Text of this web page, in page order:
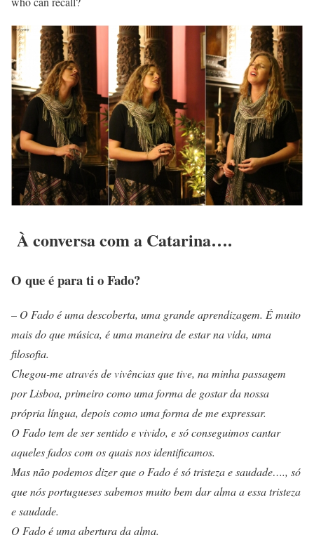
À conversa com a Catarina….
O que é para ti o Fado?
– O Fado é uma descoberta, uma grande aprendizagem. É muito
mais do que música, é uma maneira de estar na vida, uma
filosofia.
Chegou-me através de vivências que tive, na minha passagem
por Lisboa, primeiro como uma forma de gostar da nossa
própria língua, depois como uma forma de me expressar.
O Fado tem de ser sentido e vivido, e só conseguimos cantar
aqueles fados com os quais nos identificamos.
Mas não podemos dizer que o Fado é só tristeza e saudade…., só
que nós portugueses sabemos muito bem dar alma a essa tristeza
e saudade.
O Fado é uma abertura da alma.